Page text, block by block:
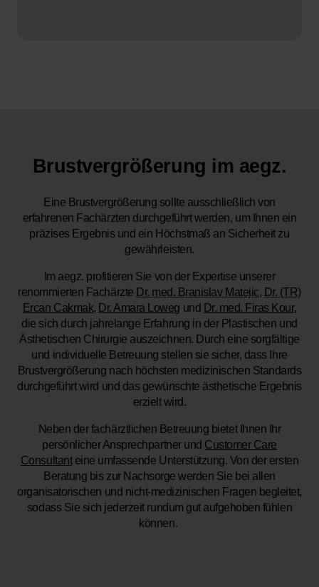
Brustvergrößerung im aegz.
Eine Brustvergrößerung sollte ausschließlich von
erfahrenen Fachärzten durchgeführt werden, um Ihnen ein
präzises Ergebnis und ein Höchstmaß an Sicherheit zu
gewährleisten.
Im aegz. profitieren Sie von der Expertise unserer
renommierten Fachärzte Dr. med. Branislav Matejic, Dr. (TR)
Ercan Cakmak, Dr. Amara Loweg und Dr. med. Firas Kour,
die sich durch jahrelange Erfahrung in der Plastischen und
Ästhetischen Chirurgie auszeichnen. Durch eine sorgfältige
und individuelle Betreuung stellen sie sicher, dass Ihre
Brustvergrößerung nach höchsten medizinischen Standards
durchgeführt wird und das gewünschte ästhetische Ergebnis
erzielt wird.
Neben der fachärztlichen Betreuung bietet Ihnen Ihr
persönlicher Ansprechpartner und Customer Care
Consultanteine umfassende Unterstützung. Von der ersten
Beratung bis zur Nachsorge werden Sie bei allen
organisatorischen und nicht-medizinischen Fragen begleitet,
sodass Sie sich jederzeit rundum gut aufgehoben fühlen
können.